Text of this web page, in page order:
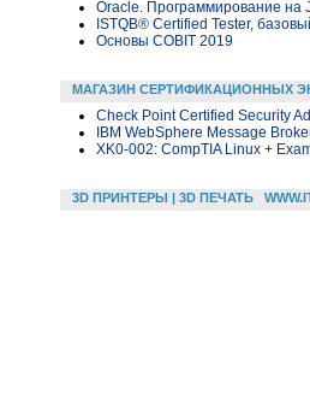
Oracle. Программирование на
ISTQB® Certified Tester,
Основы COBIT 2019
МАГАЗИН СЕРТИФИКАЦИОННЫХ
Check Point Certified Security
IBM WebSphere Message
XK0-002: CompTIA Linux +
3D ПРИНТЕРЫ | 3D ПЕЧАТЬ